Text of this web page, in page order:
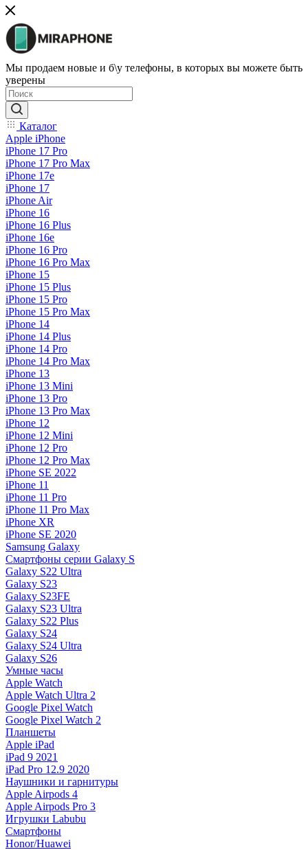
Мы продаем новые и б\у телефоны, в которых вы можете быть
уверены
Каталог
Apple iPhone
iPhone 17 Pro
iPhone 17 Pro Max
iPhone 17e
iPhone 17
iPhone Air
iPhone 16
iPhone 16 Plus
iPhone 16e
iPhone 16 Pro
iPhone 16 Pro Max
iPhone 15
iPhone 15 Plus
iPhone 15 Pro
iPhone 15 Pro Max
iPhone 14
iPhone 14 Plus
iPhone 14 Pro
iPhone 14 Pro Max
iPhone 13
iPhone 13 Mini
iPhone 13 Pro
iPhone 13 Pro Max
iPhone 12
iPhone 12 Mini
iPhone 12 Pro
iPhone 12 Pro Max
iPhone SE 2022
iPhone 11
iPhone 11 Pro
iPhone 11 Pro Max
iPhone XR
iPhone SE 2020
Samsung Galaxy
Смартфоны серии Galaxy S
Galaxy S22 Ultra
Galaxy S23
Galaxy S23FE
Galaxy S23 Ultra
Galaxy S22 Plus
Galaxy S24
Galaxy S24 Ultra
Galaxy S26
Умные часы
Apple Watch
Apple Watch Ultra 2
Google Pixel Watch
Google Pixel Watch 2
Планшеты
Apple iPad
iPad 9 2021
iPad Pro 12.9 2020
Наушники и гарнитуры
Apple Airpods 4
Apple Airpods Pro 3
Игрушки Labubu
Смартфоны
Honor/Huawei